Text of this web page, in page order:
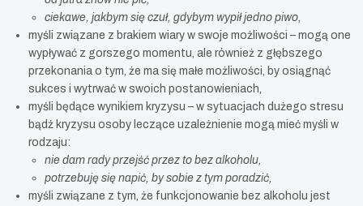
ciekawe, jakbym się czuł, gdybym wypił jedno piwo,
myśli związane z brakiem wiary w swoje możliwości – mogą one
wypływać z gorszego momentu, ale również z głębszego
przekonania o tym, że ma się małe możliwości, by osiągnąć
sukces i wytrwać w swoich postanowieniach,
myśli będące wynikiem kryzysu – w sytuacjach dużego stresu
bądź kryzysu osoby leczące uzależnienie mogą mieć myśli w
rodzaju:
nie dam rady przejść przez to bez alkoholu,
potrzebuję się napić, by sobie z tym poradzić,
myśli związane z tym, że funkcjonowanie bez alkoholu jest